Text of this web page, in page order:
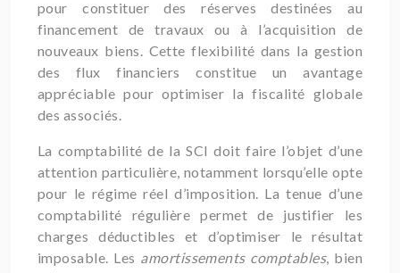
pour constituer des réserves destinées au
financement de travaux ou à l’acquisition de
nouveaux biens. Cette flexibilité dans la gestion
des flux financiers constitue un avantage
appréciable pour optimiser la fiscalité globale
des associés.
La comptabilité de la SCI doit faire l’objet d’une
attention particulière, notamment lorsqu’elle opte
pour le régime réel d’imposition. La tenue d’une
comptabilité régulière permet de justifier les
charges déductibles et d’optimiser le résultat
imposable. Les amortissements comptables, bien